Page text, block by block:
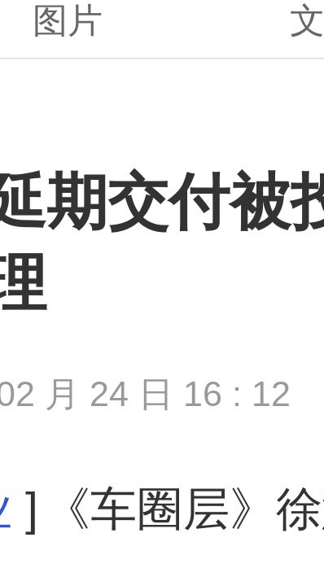
图片
期交付被
月 24 日 16 : 12
] 《车圈层》